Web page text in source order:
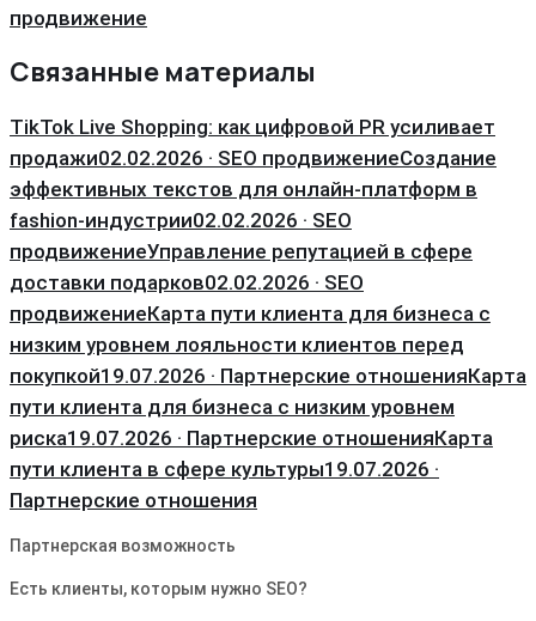
продвижение
Связанные материалы
TikTok Live Shopping: как цифровой PR усиливает
продажи02.02.2026 · SEO продвижениеСоздание
эффективных текстов для онлайн-платформ в
fashion-индустрии02.02.2026 · SEO
продвижениеУправление репутацией в сфере
доставки подарков02.02.2026 · SEO
продвижениеКарта пути клиента для бизнеса с
низким уровнем лояльности клиентов перед
покупкой19.07.2026 · Партнерские отношенияКарта
пути клиента для бизнеса с низким уровнем
риска19.07.2026 · Партнерские отношенияКарта
пути клиента в сфере культуры19.07.2026 ·
Партнерские отношения
Партнерская возможность
Есть клиенты, которым нужно SEO?